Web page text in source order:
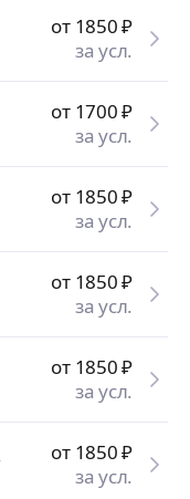
от 1850₽
за усл.
от 1700₽
за усл.
от 1850₽
за усл.
от 1850₽
за усл.
от 1850₽
за усл.
от 1850₽
за усл.